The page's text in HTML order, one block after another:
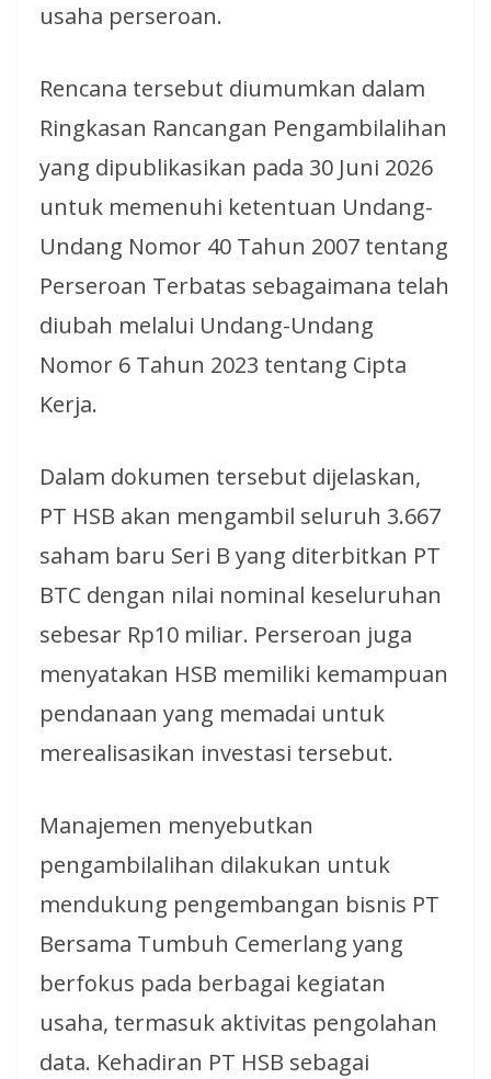
usaha perseroan.
Rencana tersebut diumumkan dalam
Ringkasan Rancangan Pengambilalihan
yang dipublikasikan pada 30 Juni 2026
untuk memenuhi ketentuan Undang-
Undang Nomor 40 Tahun 2007 tentang
Perseroan Terbatas sebagaimana telah
diubah melalui Undang-Undang
Nomor 6 Tahun 2023 tentang Cipta
Kerja.
Dalam dokumen tersebut dijelaskan,
PT HSB akan mengambil seluruh 3.667
saham baru Seri B yang diterbitkan PT
BTC dengan nilai nominal keseluruhan
sebesar Rp10 miliar. Perseroan juga
menyatakan HSB memiliki kemampuan
pendanaan yang memadai untuk
merealisasikan investasi tersebut.
Manajemen menyebutkan
pengambilalihan dilakukan untuk
mendukung pengembangan bisnis PT
Bersama Tumbuh Cemerlang yang
berfokus pada berbagai kegiatan
usaha, termasuk aktivitas pengolahan
data. Kehadiran PT HSB sebagai